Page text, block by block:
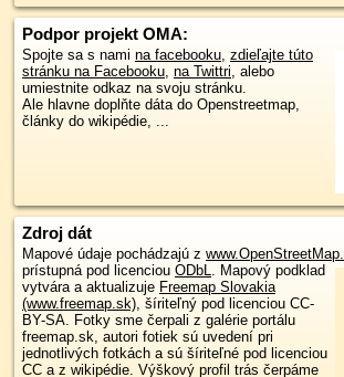
Podpor projekt OMA:
Spojte sa s nami na facebooku, zdieľajte túto
stránku na Facebooku, na Twittri, alebo
umiestnite odkaz na svoju stránku.
Ale hlavne doplňte dáta do Openstreetmap,
články do wikipédie, ...
Zdroj dát
Mapové údaje pochádzajú z
prístupná pod licenciou ODbL. Mapový podklad
vytvára a aktualizuje Freemap Slovakia
(www.freemap.sk), šíriteľný pod licenciou CC-
BY-SA. Fotky sme čerpali z galérie portálu
freemap.sk, autori fotiek sú uvedení pri
jednotlivých fotkách a sú šíriteľné pod licenciou
CC a z wikipédie. Výškový profil trás čerpáme